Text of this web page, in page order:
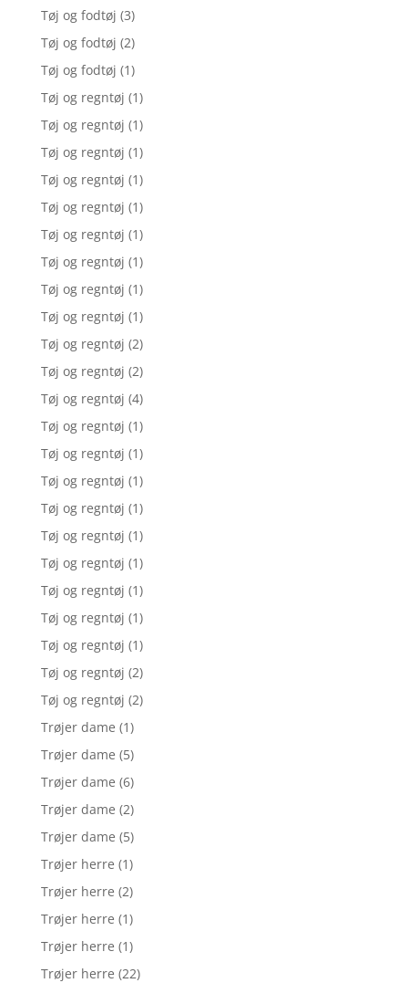
Tøj og fodtøj (3)
Tøj og fodtøj (2)
Tøj og fodtøj (1)
Tøj og regntøj (1)
Tøj og regntøj (1)
Tøj og regntøj (1)
Tøj og regntøj (1)
Tøj og regntøj (1)
Tøj og regntøj (1)
Tøj og regntøj (1)
Tøj og regntøj (1)
Tøj og regntøj (1)
Tøj og regntøj (2)
Tøj og regntøj (2)
Tøj og regntøj (4)
Tøj og regntøj (1)
Tøj og regntøj (1)
Tøj og regntøj (1)
Tøj og regntøj (1)
Tøj og regntøj (1)
Tøj og regntøj (1)
Tøj og regntøj (1)
Tøj og regntøj (1)
Tøj og regntøj (1)
Tøj og regntøj (2)
Tøj og regntøj (2)
Trøjer dame (1)
Trøjer dame (5)
Trøjer dame (6)
Trøjer dame (2)
Trøjer dame (5)
Trøjer herre (1)
Trøjer herre (2)
Trøjer herre (1)
Trøjer herre (1)
Trøjer herre (22)